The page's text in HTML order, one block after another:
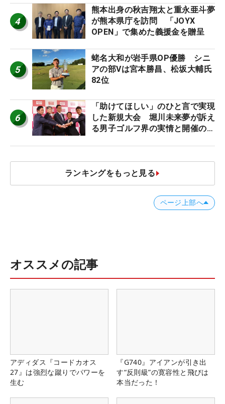
4
熊本出身の秋吉翔太と重永亜斗夢
が熊本県庁を訪問 「JOYX
OPEN」で集めた義援金を贈呈
5
蛯名大和が岩手県OP優勝 シニ
アの部Vは宮本勝昌、松坂大輔氏
82位
6
「助けてほしい」のひと言で実現
した新規大会 堀川未来夢が訴え
る男子ゴルフ界の実情と開催の舞
ランキングをもっと見る
ページ上部へ
オススメの記事
アディダス『コードカオス
27』は強烈な蹴りでパワーを
生む
『G740』アイアンが引き出
す“反則級”の寛容性と飛びは
本当だった！